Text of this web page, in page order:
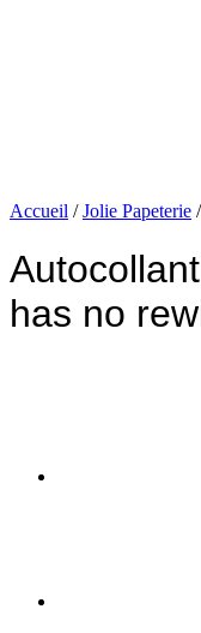
Accueil / Jolie Papeterie /
has no